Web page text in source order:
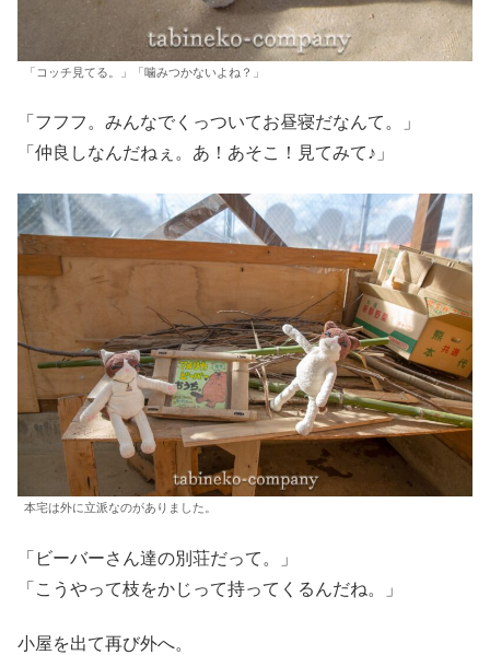
「コッチ見てる。」「噛みつかないよね？」
「フフフ。みんなでくっついてお昼寝だなんて。」
「仲良しなんだねぇ。あ！あそこ！見てみて♪」
本宅は外に立派なのがありました。
「ビーバーさん達の別荘だって。」
「こうやって枝をかじって持ってくるんだね。」
小屋を出て再び外へ。